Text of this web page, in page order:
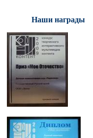
Наши награды